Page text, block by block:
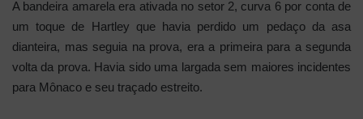
A bandeira amarela era ativada no setor 2, curva 6 por conta de
um toque de Hartley que havia perdido um pedaço da asa
dianteira, mas seguia na prova, era a primeira para a segunda
volta da prova. Havia sido uma largada sem maiores incidentes
para Mônaco e seu traçado estreito.